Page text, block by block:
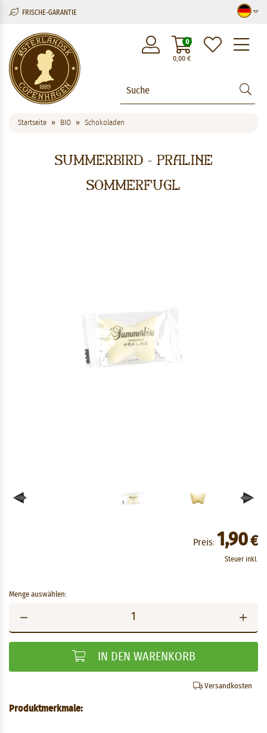
FRISCHE-GARANTIE
0,00€
0
Startseite BIO Schokoladen
Summerbird - Praline
Sommerfugl
Preis: 1,90€
Steuer inkl.
Menge auswählen:
IN DEN WARENKORB
Versandkosten
Produktmerkmale: